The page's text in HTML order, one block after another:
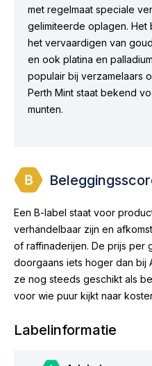
met regelmaat speciale
gelimiteerde oplagen.
het vervaardigen van
en ook platina en
populair bij verzamelaars
Perth Mint staat bekend
munten.
Een B-label staat voor
verhandelbaar zijn en
of raffinaderijen. De prijs per
doorgaans iets hoger dan bij
ze nog steeds geschikt als
voor wie puur kijkt naar
Labelinformatie